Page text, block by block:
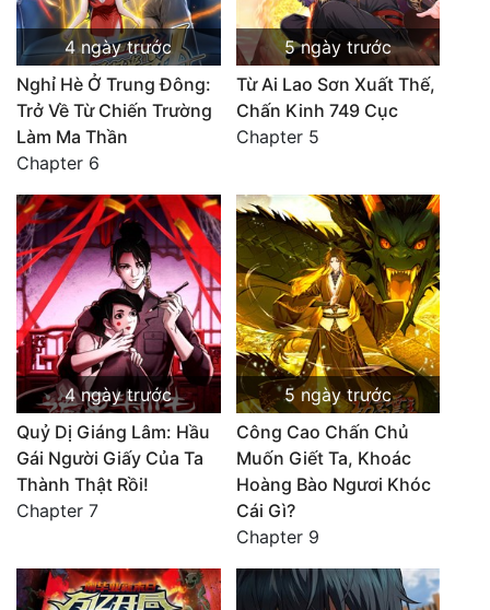
4 ngày trước
Nghỉ Hè Ở Trung Đông:
Trở Về Từ Chiến Trường
Làm Ma Thần
Chapter 6
5 ngày trước
Từ Ai Lao Sơn Xuất Thế,
Chấn Kinh 749 Cục
Chapter 5
4 ngày trước
Quỷ Dị Giáng Lâm: Hầu
Gái Người Giấy Của Ta
Thành Thật Rồi!
Chapter 7
5 ngày trước
Công Cao Chấn Chủ
Muốn Giết Ta, Khoác
Hoàng Bào Ngươi Khóc
Cái Gì?
Chapter 9